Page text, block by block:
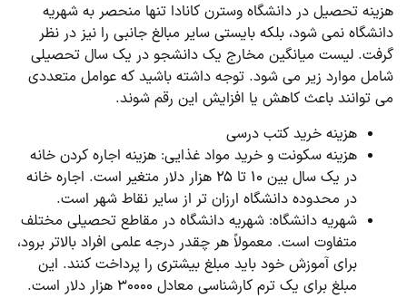
هزینه تحصیل در دانشگاه وسترن کانادا تنها منحصر به شهریه
دانشگاه نمی شود، بلکه بایستی سایر مبالغ جانبی را نیز در نظر
گرفت. لیست میانگین مخارج یک دانشجو در یک سال تحصیلی
شامل موارد زیر می شود. توجه داشته باشید که عوامل متعددی
می توانند باعث کاهش یا افزایش این رقم شوند.
هزینه خرید کتب درسی
هزینه سکونت و خرید مواد غذایی: هزینه اجاره کردن خانه
در یک سال بین ۱۰ تا ۲۵ هزار دلار متغیر است. اجاره خانه
در محدوده دانشگاه ارزان تر از سایر نقاط شهر است.
شهریه دانشگاه: شهریه دانشگاه در مقاطع تحصیلی مختلف
متفاوت است. معمولاً هر چقدر درجه علمی افراد بالاتر برود،
برای آموزش خود باید مبلغ بیشتری را پرداخت کنند. این
مبلغ برای یک ترم کارشناسی معادل ۳۰۰۰۰ هزار دلار است.